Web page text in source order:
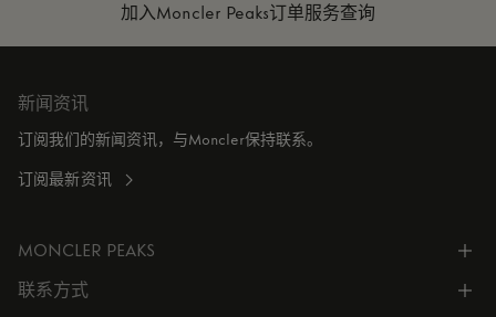
加入Moncler Peaks订单服务查询
新闻资讯
订阅我们的新闻资讯，与Moncler保持联系。
订阅最新资讯
MONCLER PEAKS
了解专属权益
联系方式